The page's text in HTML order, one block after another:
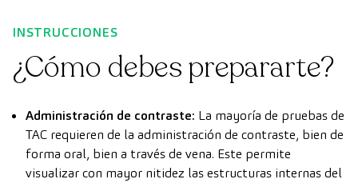
INSTRUCCIONES
¿Cómo debes prepararte?
Administración de contraste: La mayoría de pruebas de
TAC requieren de la administración de contraste, bien de
forma oral, bien a través de vena. Este permite
visualizar con mayor nitidez las estructuras internas del